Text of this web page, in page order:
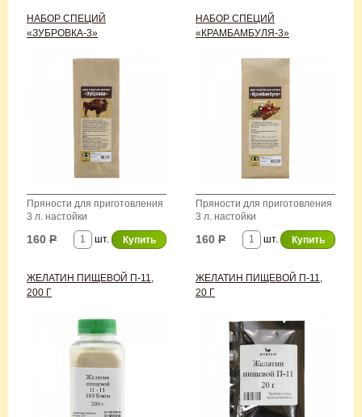
НАБОР СПЕЦИЙ
«ЗУБРОВКА-3»
Пряности для приготовления
3 л. настойки
шт.
160 Р
НАБОР СПЕЦИЙ
«КРАМБАМБУЛЯ-3»
Пряности для приготовления
3 л. настойки
шт.
160 Р
ЖЕЛАТИН ПИЩЕВОЙ П-11,
200 Г
ЖЕЛАТИН ПИЩЕВОЙ П-11,
20 Г